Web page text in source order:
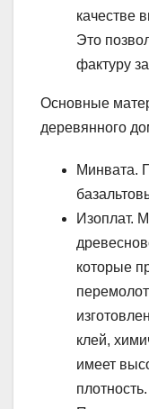
качестве
Это
фактуру
Основные
деревянного
Минвата.
Изоплат.
которые
клей,
имеет
плотность.